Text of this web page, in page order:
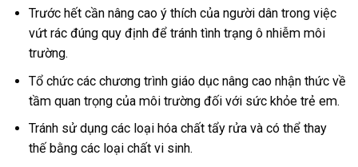
Trước hết cần nâng cao ý thích của người dân trong việc
vứt rác đúng quy định để tránh tình trạng ô nhiễm môi
trường.
Tổ chức các chương trình giáo dục nâng cao nhận thức về
tầm quan trọng của môi trường đối với sức khỏe trẻ em.
Tránh sử dụng các loại hóa chất tẩy rửa và có thể thay
thế bằng các loại chất vi sinh.